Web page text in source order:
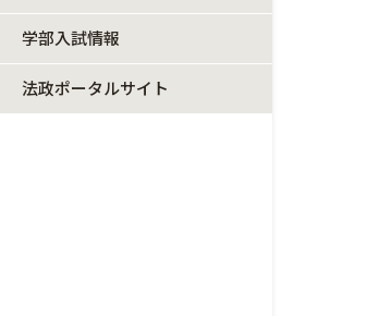
学部入試情報
法政ポータルサイト